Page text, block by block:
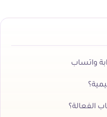
واتساب
الفعالة؟